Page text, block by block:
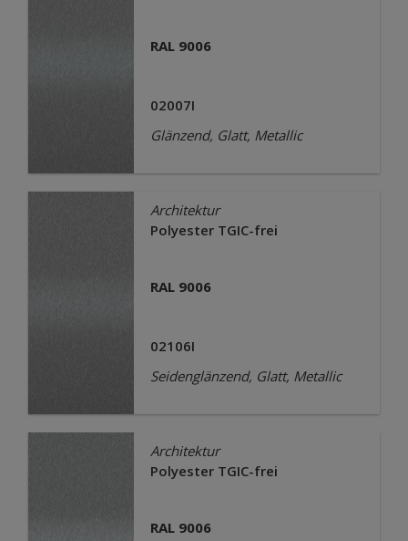
RAL 9006
02007I
Glänzend, Glatt, Metallic
Architektur
Polyester TGIC-frei
RAL 9006
02106I
Seidenglänzend, Glatt, Metallic
Architektur
Polyester TGIC-frei
RAL 9006